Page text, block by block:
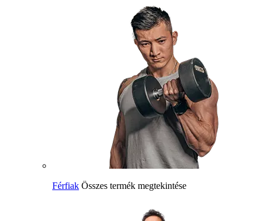
Férfiak Összes termék megtekintése